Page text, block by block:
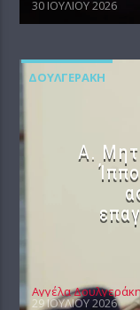
30 ΙΟΥΛΊΟΥ 2026
ΔΟΥΛΓΕΡΆΚΗ
Α.
Αγγέλα
29 ΙΟΥΛΊΟΥ 2026